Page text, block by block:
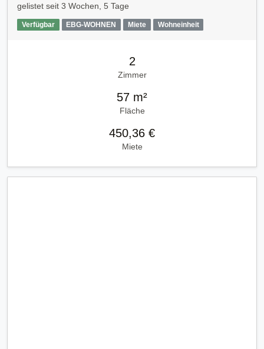
gelistet seit 3 Wochen, 5 Tage
Verfügbar EBG-WOHNEN Miete Wohneinheit
2
Zimmer
57 m²
Fläche
450,36 €
Miete